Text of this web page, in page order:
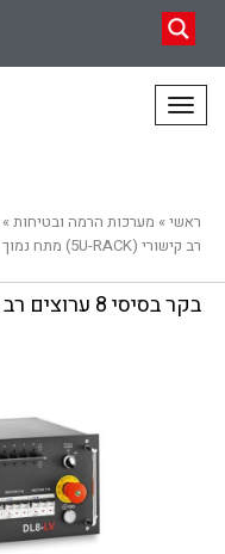
תפריט
ראשי» מערכות הרמה ובטיחות»
רב קישורי (5U-RACK) מתח נמוך
בקר בסיסי 8 ערוצים רב קישורי (5U-RACK) מתח נמוך